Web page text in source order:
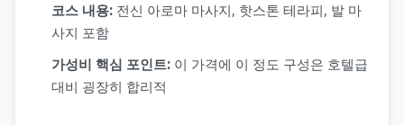
코스 내용: 전신 아로마 마사지, 핫스톤 테라피, 발 마
사지 포함
가성비 핵심 포인트: 이 가격에 이 정도 구성은 호텔급
대비 굉장히 합리적